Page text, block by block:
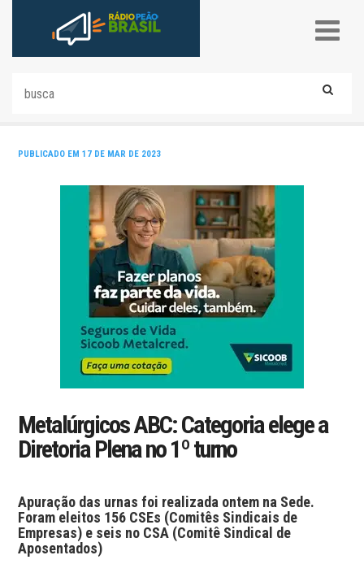
PUBLICADO EM 17 DE MAR DE 2023
Metalúrgicos ABC: Categoria elege a
Diretoria Plena no 1º turno
Apuração das urnas foi realizada ontem na Sede.
Foram eleitos 156 CSEs (Comitês Sindicais de
Empresas) e seis no CSA (Comitê Sindical de
Aposentados)